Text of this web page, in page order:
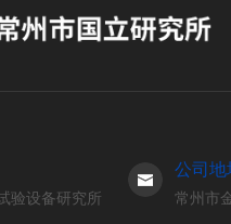
验设备研究所
公司地
常州市